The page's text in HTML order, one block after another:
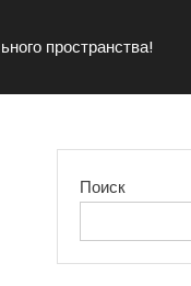
пространства!
Поиск